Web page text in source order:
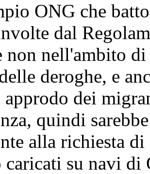
ONG che
dal
non nell'ambito
deroghe, e
dei
quindi
alla richiesta
caricati su navi di